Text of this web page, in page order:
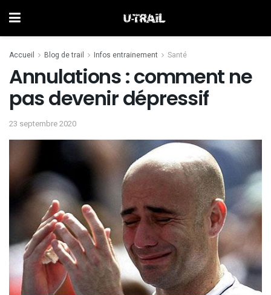
Accueil Blog de trail Infos entrainement Santé
Annulations : comment ne
pas devenir dépressif
23 septembre 2020